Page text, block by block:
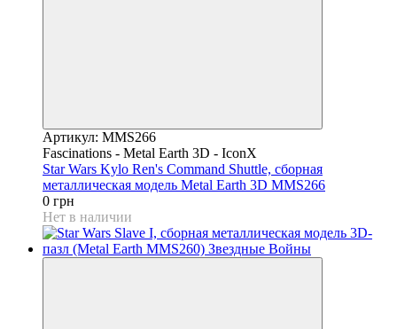
Артикул: MMS266
Fascinations - Metal Earth 3D - IconX
Star Wars Kylo Ren's Command Shuttle, сборная
металлическая модель Metal Earth 3D MMS266
0 грн
Нет в наличии